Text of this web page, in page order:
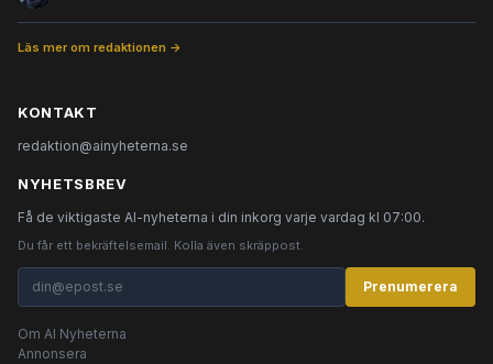
Läs mer om redaktionen →
KONTAKT
redaktion@ainyheterna.se
NYHETSBREV
Få de viktigaste AI-nyheterna i din inkorg varje vardag kl 07:00.
Du får ett bekräftelsemail. Kolla även skräppost.
Prenumerera
Om AI Nyheterna
Annonsera